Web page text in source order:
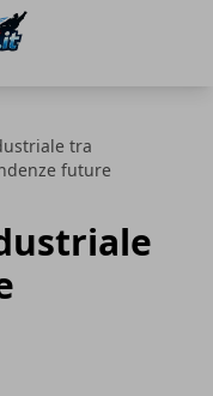
tra
future